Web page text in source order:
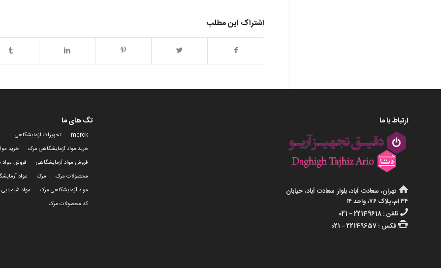
اشتراک این مطلب
ارتباط با ما
تهران، سعادت آباد، بلوار سعادت آباد، خیابان
۳۴ ام، پلاک ۷۶، واحد ۱۴
تلفن : 22149618 – 021
فکس : 22149657 – 021
تگ های ما
merck
تجهیزات ازمایشگاهی
خرید مواد آزمایشگاهی مرک
خرید
فروش مواد آزمایشگاهی
فروش مواد
محصولات مرک
مرک
مواد
مواد آزمایشگاهی مرک
مواد
کد محصولات مرک